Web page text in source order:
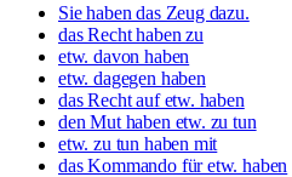
Sie haben das Zeug dazu.
das Recht haben zu
etw. davon haben
etw. dagegen haben
das Recht auf etw. haben
den Mut haben etw. zu tun
etw. zu tun haben mit
das Kommando für etw. haben